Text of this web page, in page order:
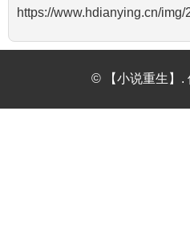
https://www.hdianying.cn/
© 【小说重生】.